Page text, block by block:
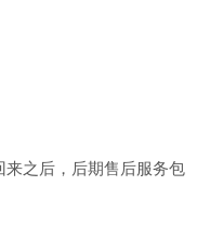
之后，后期售后服务包